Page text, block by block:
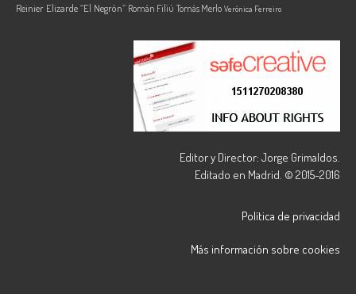
Reinier Elizarde “El Negrón” Román Filiú Tomás Merlo Verónica Ferreiro
Editor y Director: Jorge Grimaldos.
Editado en Madrid. © 2015-2016
Política de privacidad
Más información sobre cookies